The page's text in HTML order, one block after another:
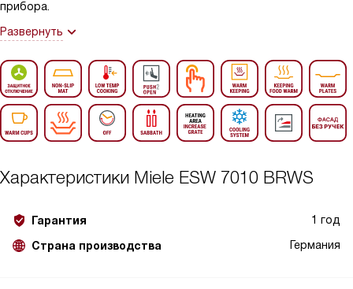
прибора.
Развернуть
Характеристики Miele ESW 7010 BRWS
Гарантия 1 год
Страна производства Германия